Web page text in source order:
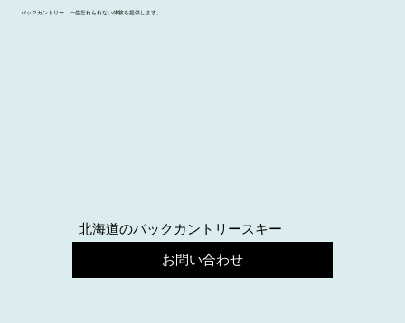
バックカントリー 一生忘れられない体験を提供します。
お問い合わせ
北海道のバックカントリースキー